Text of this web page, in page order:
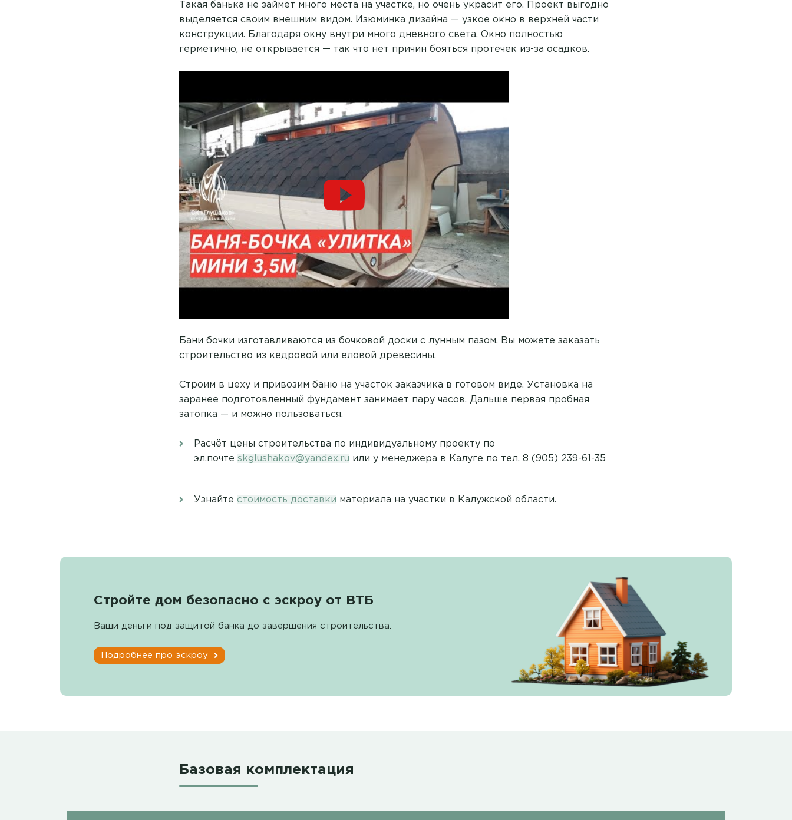
Такая банька не займёт много места на участке, но очень украсит его. Проект выгодно
выделяется своим внешним видом. Изюминка дизайна — узкое окно в верхней части
конструкции. Благодаря окну внутри много дневного света. Окно полностью
герметично, не открывается — так что нет причин бояться протечек из-за осадков.
Бани бочки изготавливаются из бочковой доски с лунным пазом. Вы можете заказать
строительство из кедровой или еловой древесины.
Строим в цеху и привозим баню на участок заказчика в готовом виде. Установка на
заранее подготовленный фундамент занимает пару часов. Дальше первая пробная
затопка — и можно пользоваться.
Расчёт цены строительства по индивидуальному проекту по
эл.почте skglushakov@yandex.ru или у менеджера в Калуге по тел. 8 (905) 239-61-35
Узнайте стоимость доставки материала на участки в Калужской области.
Стройте дом безопасно с эскроу от ВТБ
Ваши деньги под защитой банка до завершения строительства.
Подробнее про эскроу
Базовая комплектация